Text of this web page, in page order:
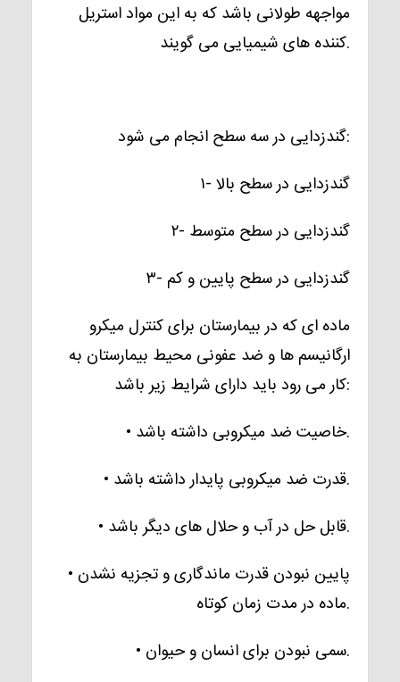
مواجهه طولانی باشد که به این مواد استریل
کننده های شیمیایی می گویند.
گندزدایی در سه سطح انجام می شود:
۱- گندزدایی در سطح بالا
۲- گندزدایی در سطح متوسط
۳- گندزدایی در سطح پایین و کم
ماده ای که در بیمارستان برای کنترل میکرو
ارگانیسم ها و ضد عفونی محیط بیمارستان به
کار می رود باید دارای شرایط زیر باشد:
• خاصیت ضد میکروبی داشته باشد.
• قدرت ضد میکروبی پایدار داشته باشد.
• قابل حل در آب و حلال های دیگر باشد.
• پایین نبودن قدرت ماندگاری و تجزیه نشدن
ماده در مدت زمان کوتاه.
• سمی نبودن برای انسان و حیوان.